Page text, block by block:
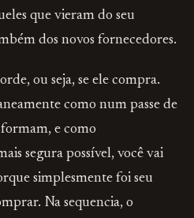
que vieram do seu
dos novos fornecedores.
ou seja, se ele compra.
como num passe de
formam, e como
segura possível, você vai
simplesmente foi seu
Na sequencia, o